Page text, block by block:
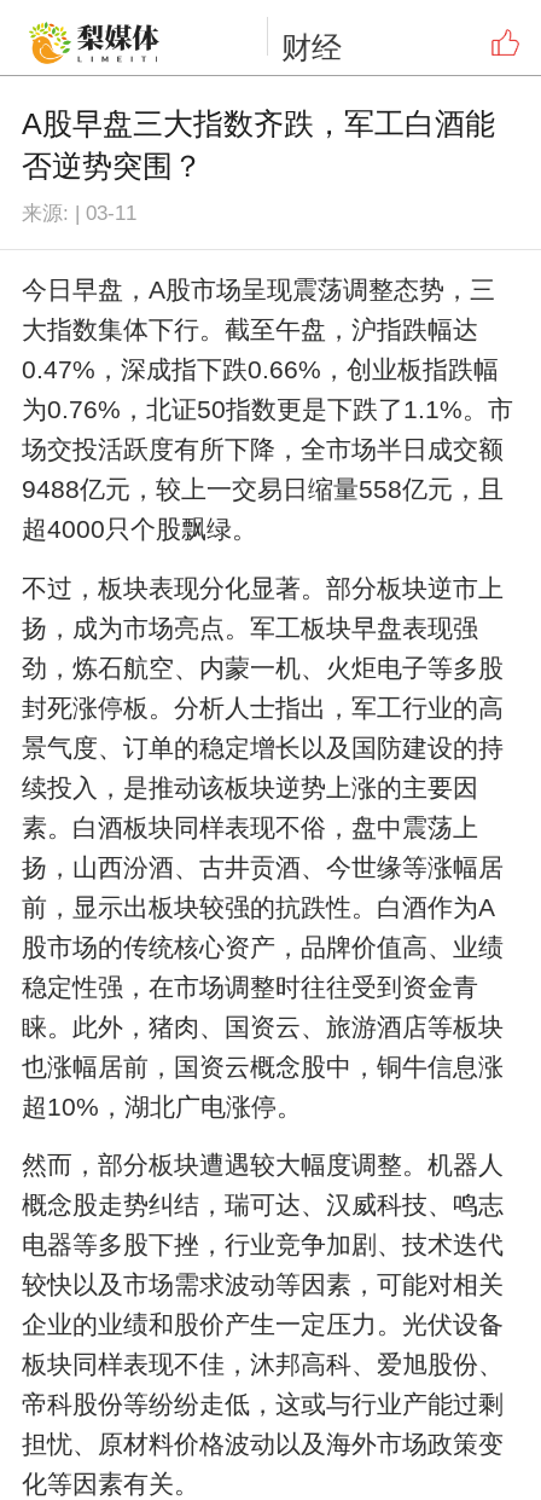
财经
A股早盘三大指数齐跌，军工白酒能
否逆势突围？
来源: |03-11
今日早盘，A股市场呈现震荡调整态势，三
大指数集体下行。截至午盘，沪指跌幅达
0.47%，深成指下跌0.66%，创业板指跌幅
为0.76%，北证50指数更是下跌了1.1%。市
场交投活跃度有所下降，全市场半日成交额
9488亿元，较上一交易日缩量558亿元，且
超4000只个股飘绿。
不过，板块表现分化显著。部分板块逆市上
扬，成为市场亮点。军工板块早盘表现强
劲，炼石航空、内蒙一机、火炬电子等多股
封死涨停板。分析人士指出，军工行业的高
景气度、订单的稳定增长以及国防建设的持
续投入，是推动该板块逆势上涨的主要因
素。白酒板块同样表现不俗，盘中震荡上
扬，山西汾酒、古井贡酒、今世缘等涨幅居
前，显示出板块较强的抗跌性。白酒作为A
股市场的传统核心资产，品牌价值高、业绩
稳定性强，在市场调整时往往受到资金青
睐。此外，猪肉、国资云、旅游酒店等板块
也涨幅居前，国资云概念股中，铜牛信息涨
超10%，湖北广电涨停。
然而，部分板块遭遇较大幅度调整。机器人
概念股走势纠结，瑞可达、汉威科技、鸣志
电器等多股下挫，行业竞争加剧、技术迭代
较快以及市场需求波动等因素，可能对相关
企业的业绩和股价产生一定压力。光伏设备
板块同样表现不佳，沐邦高科、爱旭股份、
帝科股份等纷纷走低，这或与行业产能过剩
担忧、原材料价格波动以及海外市场政策变
化等因素有关。